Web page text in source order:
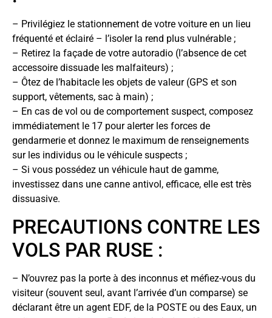
– Privilégiez le stationnement de votre voiture en un lieu
fréquenté et éclairé – l’isoler la rend plus vulnérable ;
– Retirez la façade de votre autoradio (l’absence de cet
accessoire dissuade les malfaiteurs) ;
– Ôtez de l’habitacle les objets de valeur (GPS et son
support, vêtements, sac à main) ;
– En cas de vol ou de comportement suspect, composez
immédiatement le 17 pour alerter les forces de
gendarmerie et donnez le maximum de renseignements
sur les individus ou le véhicule suspects ;
– Si vous possédez un véhicule haut de gamme,
investissez dans une canne antivol, efficace, elle est très
dissuasive.
PRECAUTIONS CONTRE LES
VOLS PAR RUSE :
– N’ouvrez pas la porte à des inconnus et méfiez-vous du
visiteur (souvent seul, avant l’arrivée d’un comparse) se
déclarant être un agent EDF, de la POSTE ou des Eaux, un